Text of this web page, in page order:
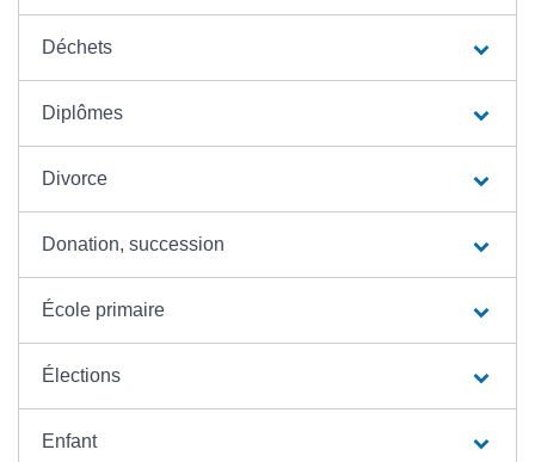
Déchets
Diplômes
Divorce
Donation, succession
École primaire
Élections
Enfant